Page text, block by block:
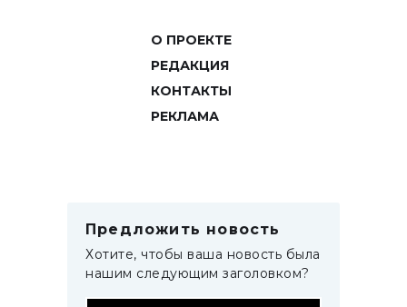
О ПРОЕКТЕ
РЕДАКЦИЯ
КОНТАКТЫ
РЕКЛАМА
Предложить новость
Хотите, чтобы ваша новость была
нашим следующим заголовком?